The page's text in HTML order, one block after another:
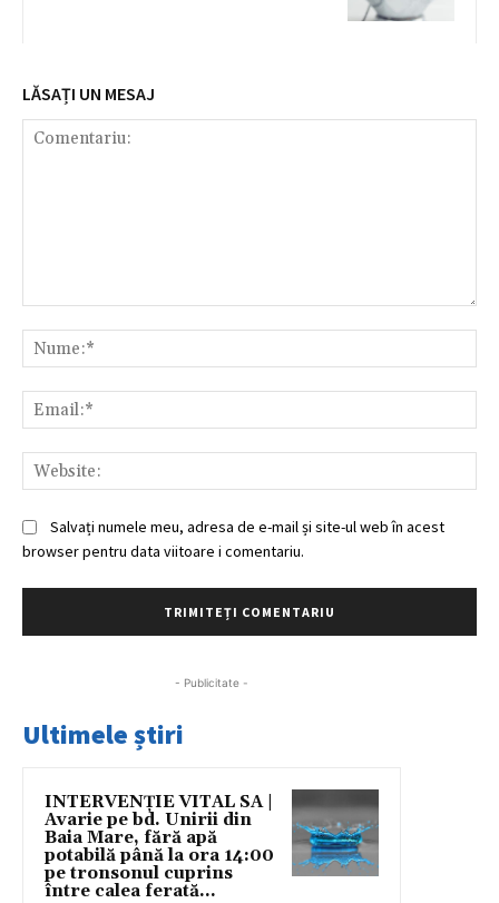
LĂSAȚI UN MESAJ
Salvați numele meu, adresa de e-mail și site-ul web în acest
browser pentru data viitoare i comentariu.
- Publicitate -
Ultimele știri
INTERVENȚIE VITAL SA |
Avarie pe bd. Unirii din
Baia Mare, fără apă
potabilă până la ora 14:00
pe tronsonul cuprins
între calea ferată...